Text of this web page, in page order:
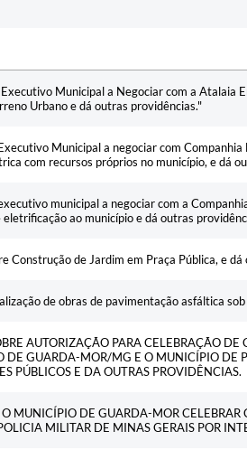
Municipal a Negociar com a Atalaia
Urbano e dá outras providências."
Municipal a negociar com
com recursos próprios no município, e dá
municipal a negociar com a
eletrificação ao município e dá outras
Construção de Jardim em Praça Pública, e
de obras de pavimentação asfáltica
AUTORIZAÇÃO PARA CELEBRAÇÃO
DE GUARDA-MOR/MG E O MUNICÍPIO DE
PÚBLICOS E DA OUTRAS PROVIDÊNCIAS.
MUNICÍPIO DE GUARDA-MOR CELEBRAR
MILITAR DE MINAS GERAIS POR